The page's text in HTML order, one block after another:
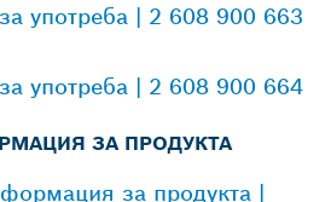
употреба | 2 608 900 663
употреба | 2 608 900 664
ЗА ПРОДУКТА
за продукта |